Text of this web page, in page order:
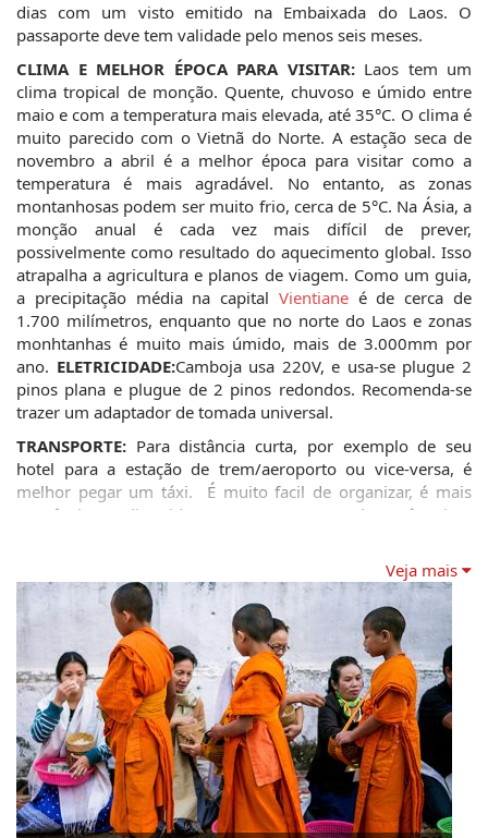
dias com um visto emitido na Embaixada do Laos. O
passaporte deve tem validade pelo menos seis meses.
CLIMA E MELHOR ÉPOCA PARA VISITAR: Laos tem um
clima tropical de monção. Quente, chuvoso e úmido entre
maio e com a temperatura mais elevada, até 35°C. O clima é
muito parecido com o Vietnã do Norte. A estação seca de
novembro a abril é a melhor época para visitar como a
temperatura é mais agradável. No entanto, as zonas
montanhosas podem ser muito frio, cerca de 5°C. Na Ásia, a
monção anual é cada vez mais difícil de prever,
possivelmente como resultado do aquecimento global. Isso
atrapalha a agricultura e planos de viagem. Como um guia,
a precipitação média na capital Vientiane é de cerca de
1.700 milímetros, enquanto que no norte do Laos e zonas
monhtanhas é muito mais úmido, mais de 3.000mm por
ano. ELETRICIDADE:Camboja usa 220V, e usa-se plugue 2
pinos plana e plugue de 2 pinos redondos. Recomenda-se
trazer um adaptador de tomada universal.
TRANSPORTE: Para distância curta, por exemplo de seu
hotel para a estação de trem/aeroporto ou vice-versa, é
melhor pegar um táxi.  É muito facil de organizar, é mais
econômico (e divertido) para reservar. Quando você estiver
tuks ou Sawngthaews, é divertido. As viagens curtas custam
uma média de US $ 1,2, dependendo de sua habilidade de
barganha! Para um táxi do aeroporto para o hotel Vientiane,
provavelmente vai custar cerca de US $ 10-15 dólares.
VACINAÇÃO: exigido certificado de vacinação contra a febre
amarela para os visitantes de áreas infectadas (partes da
África e América do Sul). A malária é um risco grave no Laos
e vacinas para febre tifóide, tétano, hepatite A e B,
poliomielite e tuberculose são altamente recomendadas.
HORÁRIO: GMT/UTC+7. Chegada e saída: Os dois principais
aeroportos internacionais ficam em Vientiane e Luang
Prabang. O aeroporto de Pakse no sul serve voos
Veja mais